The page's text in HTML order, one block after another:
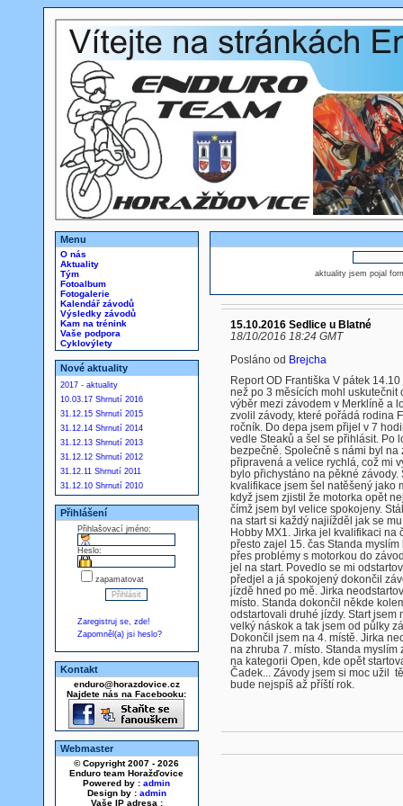
Menu
O nás
Aktuality
Tým
Fotoalbum
Fotogalerie
Kalendář závodů
Výsledky závodů
Kam na trénink
Vaše podpora
Cyklovýlety
Nové aktuality
2017 - aktuality
10.03.17 Shrnutí 2016
31.12.15 Shrnutí 2015
31.12.14 Shrnutí 2014
31.12.13 Shrnutí 2013
31.12.12 Shrnutí 2012
31.12.11 Shrnutí 2011
31.12.10 Shrnutí 2010
Přihlášení
Přihlašovací jméno:
Heslo:
zapamatovat
Zaregistruj se, zde!
Zapomněl(a) jsi heslo?
Kontakt
enduro@horazdovice.cz
Najdete nás na Facebooku:
Webmaster
© Copyright 2007 - 2026
Enduro team Horažďovice
Powered by : admin
Design by : admin
Vaše IP adresa :
aktuality jsem pojal
15.10.2016 Sedlice u Blatné
18/10/2016 18:24 GMT
Posláno od Brejcha
Report OD Františka V pátek
než po 3 měsících mohl uskutečnit
výběr mezi závodem v Merklíně a
zvolil závody, které pořádá rodina
ročník. Do depa jsem přijel v 7
vedle Steaků a šel se přihlásit. Po
bezpečně. Společně s námi byl
připravená a velice rychlá, což mi
bylo přichystáno na pěkné
kvalifikace jsem šel natěšený jako
když jsem zjistil že motorka opět
čímž jsem byl velice spokojeny.
na start si každý najiížděl jak se
Hobby MX1. Jirka jel kvalifikaci na
přesto zajel 15. čas Standa
přes problémy s motorkou do
jel na start. Povedlo se mi
předjel a já spokojený dokončil
jízdě hned po mě. Jirka
místo. Standa dokončil někde
odstartovali druhé jízdy. Start jsem
velký náskok a tak jsem od půlky
Dokončil jsem na 4. místě. Jirka
na zhruba 7. místo. Standa
na kategorii Open, kde opět
Čadek... Závody jsem si moc užil
bude nejspíš až příští rok.